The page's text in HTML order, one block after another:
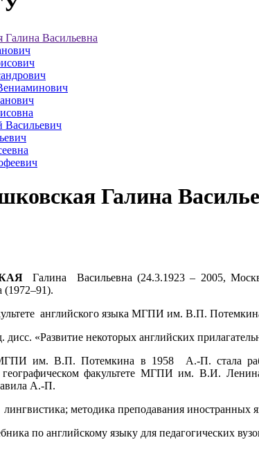
Галина Васильевна
Васильевич
Галина
Галина Васильевна (24.3.1923 – 2005,
(1972–91).
английского языка МГПИ им. В.П.
«Развитие некоторых английских
им. В.П. Потемкина в 1958 А.-П. стала
факультете МГПИ им. В.И.
А.-П.
методика преподавания иностранных
по английскому языку для педагогических